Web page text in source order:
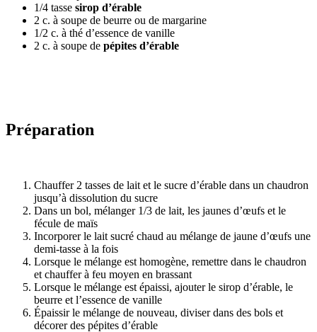
1/4 tasse sirop d’érable
2 c. à soupe de beurre ou de margarine
1/2 c. à thé d’essence de vanille
2 c. à soupe de pépites d’érable
Préparation
Chauffer 2 tasses de lait et le sucre d’érable dans un chaudron
jusqu’à dissolution du sucre
Dans un bol, mélanger 1/3 de lait, les jaunes d’œufs et le
fécule de maïs
Incorporer le lait sucré chaud au mélange de jaune d’œufs une
demi-tasse à la fois
Lorsque le mélange est homogène, remettre dans le chaudron
et chauffer à feu moyen en brassant
Lorsque le mélange est épaissi, ajouter le sirop d’érable, le
beurre et l’essence de vanille
Épaissir le mélange de nouveau, diviser dans des bols et
décorer des pépites d’érable